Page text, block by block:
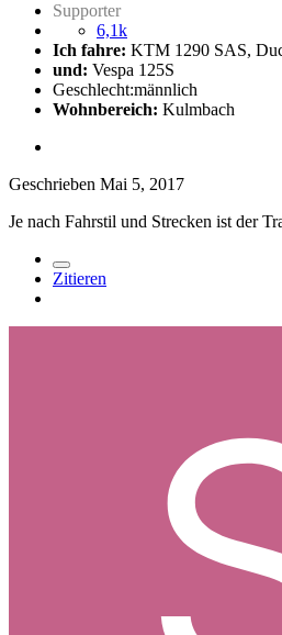
Supporter
6,1k
Ich fahre: KTM 1290 SAS,
und: Vespa 125S
Geschlecht:männlich
Wohnbereich: Kulmbach
Geschrieben Mai 5, 2017
Je nach Fahrstil und Strecken ist der
Zitieren